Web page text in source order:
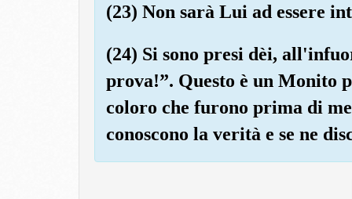
(23) Non sarà Lui ad essere
(24) Si sono presi dèi,
prova!”. Questo è un Monito
coloro che furono prima di
conoscono la verità e se ne